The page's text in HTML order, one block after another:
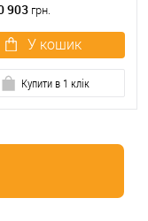
903 грн.
У кошик
Купити в 1 клік